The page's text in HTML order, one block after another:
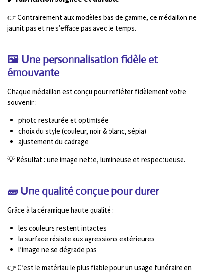
👉 Contrairement aux modèles bas de gamme, ce médaillon ne
jaunit pas et ne s’efface pas avec le temps.
🖼️ Une personnalisation fidèle et
émouvante
Chaque médaillon est conçu pour refléter fidèlement votre
souvenir :
photo restaurée et optimisée
choix du style (couleur, noir & blanc, sépia)
ajustement du cadrage
💡 Résultat : une image nette, lumineuse et respectueuse.
🧱 Une qualité conçue pour durer
Grâce à la céramique haute qualité :
les couleurs restent intactes
la surface résiste aux agressions extérieures
l’image ne se dégrade pas
👉 C’est le matériau le plus fiable pour un usage funéraire en